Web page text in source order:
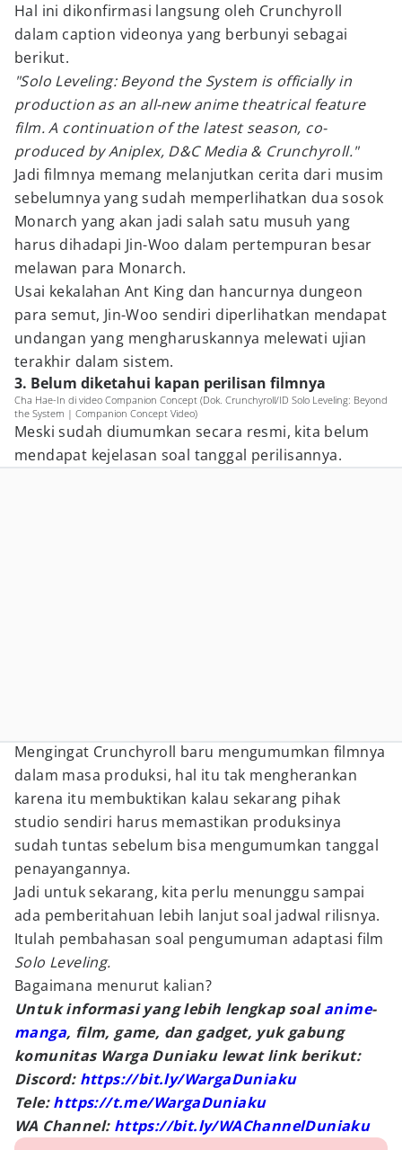
Hal ini dikonfirmasi langsung oleh Crunchyroll
dalam caption videonya yang berbunyi sebagai
berikut.
"Solo Leveling: Beyond the System is officially in
production as an all-new anime theatrical feature
film. A continuation of the latest season, co-
produced by Aniplex, D&C Media & Crunchyroll."
Jadi filmnya memang melanjutkan cerita dari musim
sebelumnya yang sudah memperlihatkan dua sosok
Monarch yang akan jadi salah satu musuh yang
harus dihadapi Jin-Woo dalam pertempuran besar
melawan para Monarch.
Usai kekalahan Ant King dan hancurnya dungeon
para semut, Jin-Woo sendiri diperlihatkan mendapat
undangan yang mengharuskannya melewati ujian
terakhir dalam sistem.
3. Belum diketahui kapan perilisan filmnya
Cha Hae-In di video Companion Concept (Dok. Crunchyroll/ID Solo Leveling: Beyond
the System | Companion Concept Video)
Meski sudah diumumkan secara resmi, kita belum
mendapat kejelasan soal tanggal perilisannya.
Mengingat Crunchyroll baru mengumumkan filmnya
dalam masa produksi, hal itu tak mengherankan
karena itu membuktikan kalau sekarang pihak
studio sendiri harus memastikan produksinya
sudah tuntas sebelum bisa mengumumkan tanggal
penayangannya.
Jadi untuk sekarang, kita perlu menunggu sampai
ada pemberitahuan lebih lanjut soal jadwal rilisnya.
Itulah pembahasan soal pengumuman adaptasi film
Solo Leveling.
Bagaimana menurut kalian?
Untuk informasi yang lebih lengkap soalanime-
manga, film, game, dan gadget, yuk gabung
komunitas Warga Duniaku lewat link berikut:
Discord: https://bit.ly/WargaDuniaku
Tele:https://t.me/WargaDuniaku
WA Channel: https://bit.ly/WAChannelDuniaku